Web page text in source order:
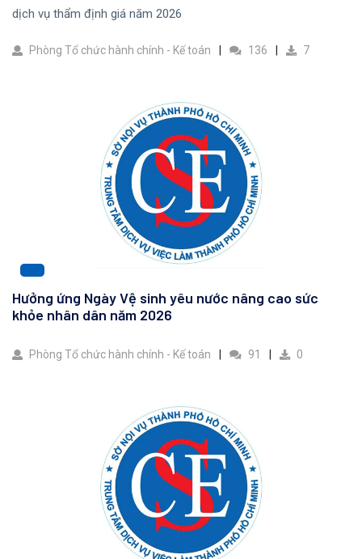
dịch vụ thẩm định giá năm 2026
Phòng Tổ chức hành chính - Kế toán 136 7
Hưởng ứng Ngày Vệ sinh yêu nước nâng cao sức
khỏe nhân dân năm 2026
Phòng Tổ chức hành chính - Kế toán 91 0